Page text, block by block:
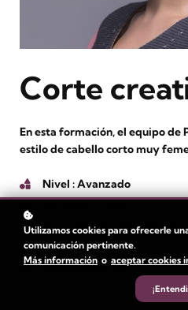
Corte
En esta formación, el equipo de
estilo de cabello corto muy
Nivel : Avanzado
Duración del vídeo: 36 min
Autor: Pelsynera
Estudiantes
: 95+
Utilizamos cookies para ofrecerle
comunicación pertinente.
Más información o aceptar cookies